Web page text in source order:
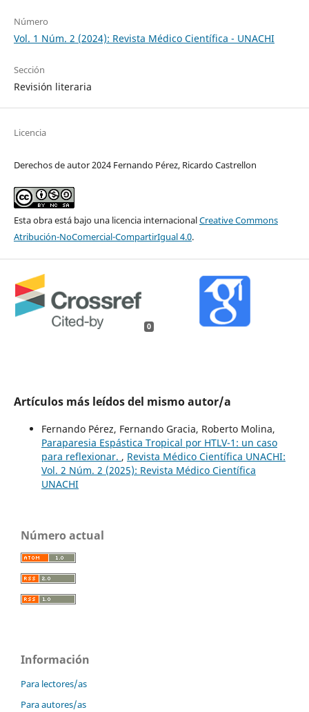
Número
Vol. 1 Núm. 2 (2024): Revista Médico Científica - UNACHI
Sección
Revisión literaria
Licencia
Derechos de autor 2024 Fernando Pérez, Ricardo Castrellon
Esta obra está bajo una licencia internacionalCreative Commons
Atribución-NoComercial-CompartirIgual 4.0.
0
Artículos más leídos del mismo autor/a
Fernando Pérez, Fernando Gracia, Roberto Molina,
Paraparesia Espástica Tropical por HTLV-1: un caso
para reflexionar. , Revista Médico Científica UNACHI:
Vol. 2 Núm. 2 (2025): Revista Médico Científica
UNACHI
Número actual
Información
Para lectores/as
Para autores/as